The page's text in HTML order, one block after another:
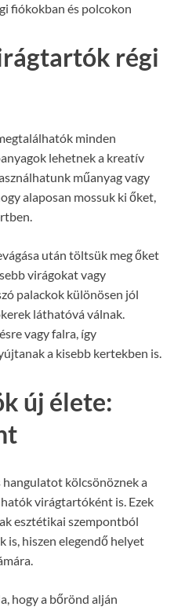
fiókokban és polcokon
régi
minden
lehetnek a kreatív
műanyag vagy
alaposan mossuk ki őket,
után töltsük meg őket
virágokat vagy
palackok különösen jól
láthatóvá válnak.
vagy falra, így
a kisebb kertekben is.
új élete:
kölcsönöznek a
virágtartóként is. Ezek
esztétikai szempontból
is, hiszen elegendő helyet
hogy a bőrönd alján